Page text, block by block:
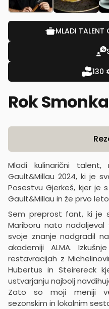
MLADI
130
Rok
Product information
Mladi kulinarični
Gault&Millau 2024, ki je
Posestvu Gjerkeš, kjer je
Gault&Millau in že prvo
Sem preprost fant, ki je
Mariboru nato
svoje znanje nadgradil
akademiji ALMA.
restavracijah z
Hubertus in Steirereck
ustvarjanju najbolj
Zato so moji meniji
sezonskim in lokalnim